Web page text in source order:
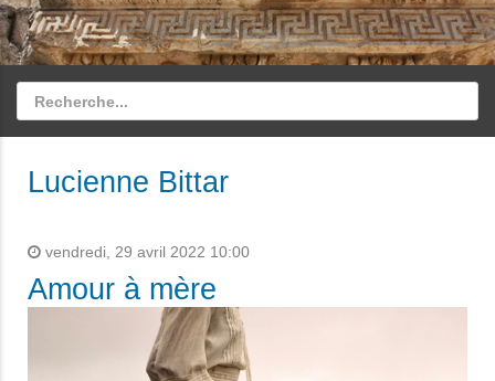
Lucienne Bittar
vendredi, 29 avril 2022 10:00
Amour à mère